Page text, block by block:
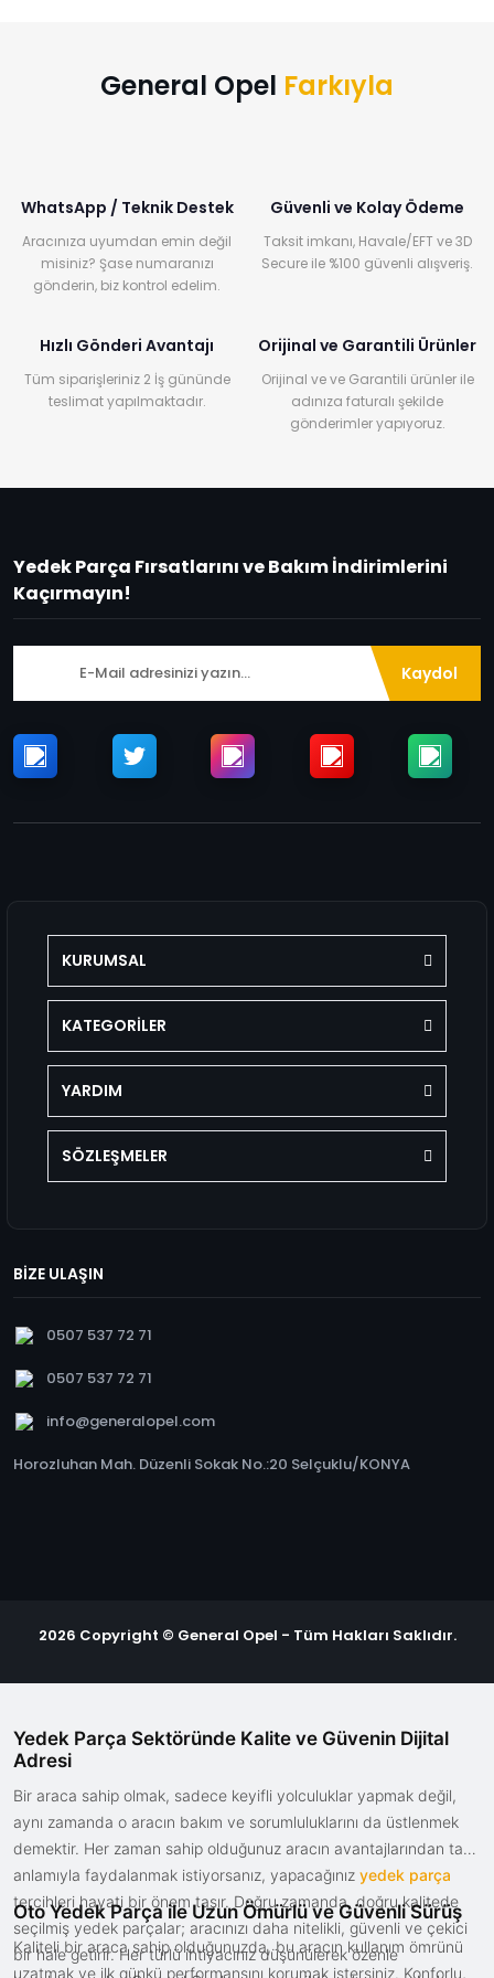
General Opel Farkıyla
WhatsApp / Teknik Destek
Aracınıza uyumdan emin değil
misiniz? Şase numaranızı
gönderin, biz kontrol edelim.
Güvenli ve Kolay Ödeme
Taksit imkanı, Havale/EFT ve 3D
Secure ile %100 güvenli alışveriş.
Hızlı Gönderi Avantajı
Tüm siparişleriniz 2 İş gününde
teslimat yapılmaktadır.
Orijinal ve Garantili Ürünler
Orijinal ve ve Garantili ürünler ile
adınıza faturalı şekilde
gönderimler yapıyoruz.
Yedek Parça Fırsatlarını ve Bakım İndirimlerini
Kaçırmayın!
Kaydol
KURUMSAL
KATEGORİLER
YARDIM
SÖZLEŞMELER
BİZE ULAŞIN
0507 537 72 71
0507 537 72 71
info@generalopel.com
Horozluhan Mah. Düzenli Sokak No.:20 Selçuklu/KONYA
2026 Copyright © General Opel - Tüm Hakları Saklıdır.
Yedek Parça Sektöründe Kalite ve Güvenin Dijital
Adresi
Bir araca sahip olmak, sadece keyifli yolculuklar yapmak değil,
aynı zamanda o aracın bakım ve sorumluluklarını da üstlenmek
demektir. Her zaman sahip olduğunuz aracın avantajlarından tam
anlamıyla faydalanmak istiyorsanız, yapacağınız yedek parça
tercihleri hayati bir önem taşır. Doğru zamanda, doğru kalitede
seçilmiş yedek parçalar; aracınızı daha nitelikli, güvenli ve çekici
bir hale getirir. Her türlü ihtiyacınız düşünülerek özenle
Oto Yedek Parça ile Uzun Ömürlü ve Güvenli Sürüş
Kaliteli bir araca sahip olduğunuzda, bu aracın kullanım ömrünü
uzatmak ve ilk günkü performansını korumak istersiniz. Konforlu,